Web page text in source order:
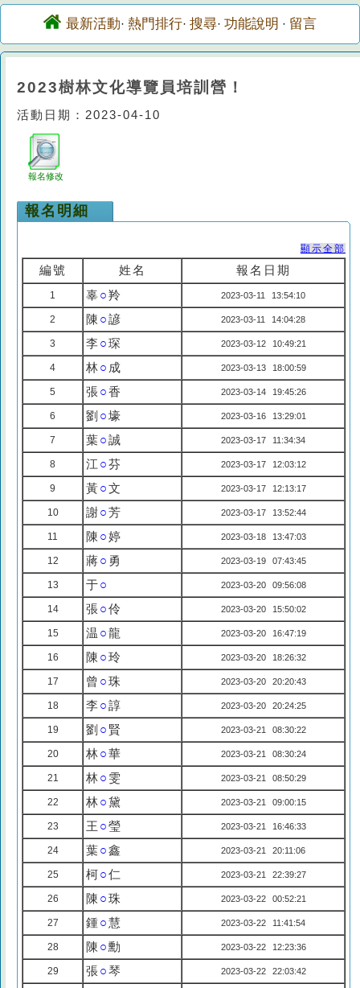
最新活動· 熱門排行· 搜尋· 功能說明 · 留言
2023樹林文化導覽員培訓營！
活動日期：2023-04-10
報名修改
報名明細
顯示全部
編號 姓名 報名日期
1 辜○羚 2023-03-11 13:54:10
2 陳 ○諺 2023-03-11 14:04:28
3 李○琛 2023-03-12 10:49:21
4 林○ 成 2023-03-13 18:00:59
5 張○香 2023-03-14 19:45:26
6 劉 ○壕 2023-03-16 13:29:01
7 葉○誠 2023-03-17 11:34:34
8 江 ○芬 2023-03-17 12:03:12
9 黃○文 2023-03-17 12:13:17
10 謝○芳 2023-03-17 13:52:44
11 陳 ○婷 2023-03-18 13:47:03
12 蔣○ 勇 2023-03-19 07:43:45
13 于○ 2023-03-20 09:56:08
14 張○伶 2023-03-20 15:50:02
15 温 ○龍 2023-03-20 16:47:19
16 陳 ○玲 2023-03-20 18:26:32
17 曾 ○珠 2023-03-20 20:20:43
18 李○諄 2023-03-20 20:24:25
19 劉 ○ 賢 2023-03-21 08:30:22
20 林○華 2023-03-21 08:30:24
21 林○ 雯 2023-03-21 08:50:29
22 林○黛 2023-03-21 09:00:15
23 王 ○瑩 2023-03-21 16:46:33
24 葉○鑫 2023-03-21 20:11:06
25 柯○仁 2023-03-21 22:39:27
26 陳 ○珠 2023-03-22 00:52:21
27 鍾○慧 2023-03-22 11:41:54
28 陳 ○勳 2023-03-22 12:23:36
29 張○琴 2023-03-22 22:03:42